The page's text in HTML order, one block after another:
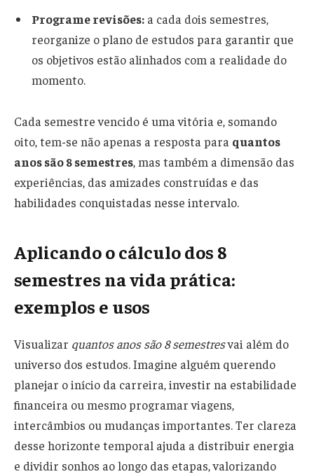
Programe revisões: a cada dois semestres,
reorganize o plano de estudos para garantir que
os objetivos estão alinhados com a realidade do
momento.
Cada semestre vencido é uma vitória e, somando
oito, tem-se não apenas a resposta para quantos
anos são 8 semestres, mas também a dimensão das
experiências, das amizades construídas e das
habilidades conquistadas nesse intervalo.
Aplicando o cálculo dos 8
semestres na vida prática:
exemplos e usos
Visualizar quantos anos são 8 semestresvai além do
universo dos estudos. Imagine alguém querendo
planejar o início da carreira, investir na estabilidade
financeira ou mesmo programar viagens,
intercâmbios ou mudanças importantes. Ter clareza
desse horizonte temporal ajuda a distribuir energia
e dividir sonhos ao longo das etapas, valorizando